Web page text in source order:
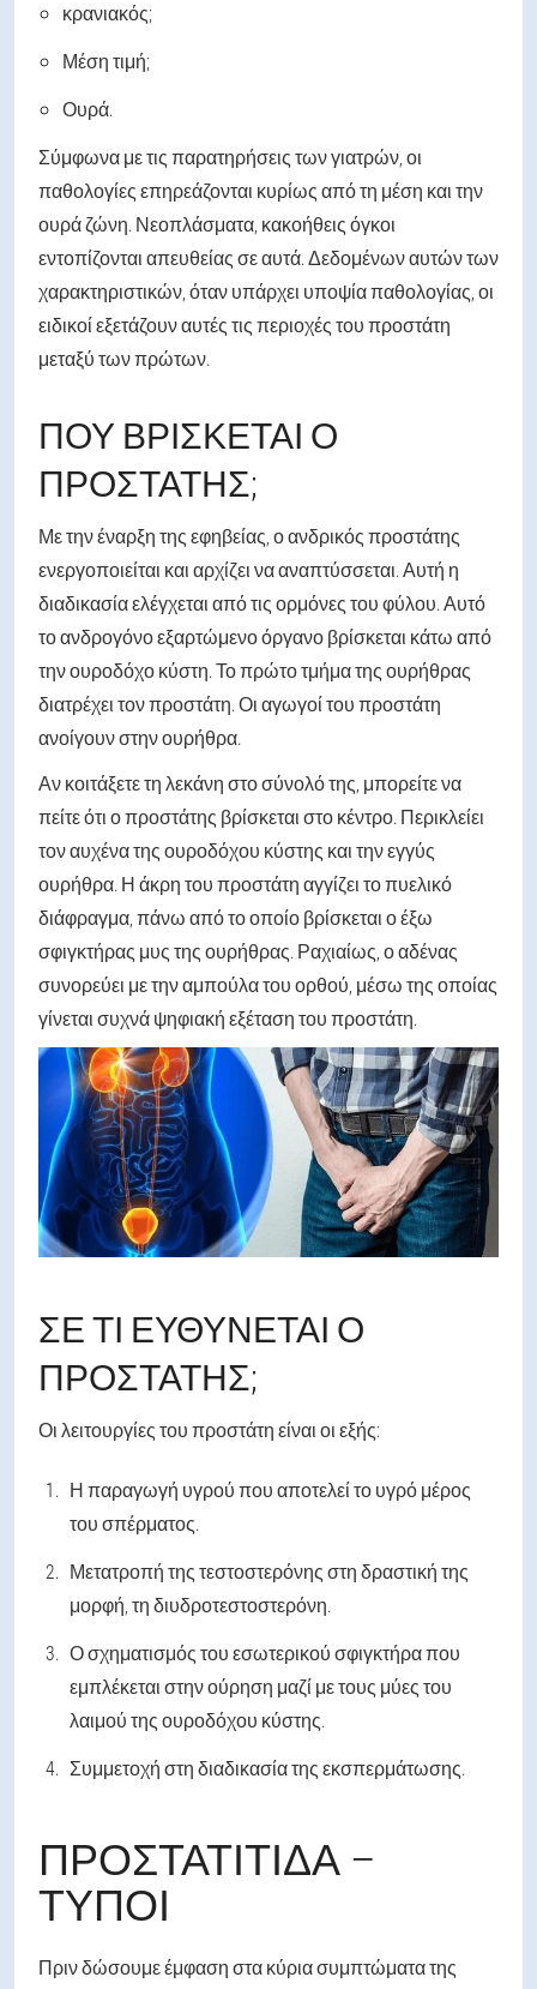
κρανιακός;
Μέση τιμή;
Ουρά.
Σύμφωνα με τις παρατηρήσεις των γιατρών, οι
παθολογίες επηρεάζονται κυρίως από τη μέση και την
ουρά ζώνη. Νεοπλάσματα, κακοήθεις όγκοι
εντοπίζονται απευθείας σε αυτά. Δεδομένων αυτών των
χαρακτηριστικών, όταν υπάρχει υποψία παθολογίας, οι
ειδικοί εξετάζουν αυτές τις περιοχές του προστάτη
μεταξύ των πρώτων.
ΠΟΎ ΒΡΊΣΚΕΤΑΙ Ο
ΠΡΟΣΤΆΤΗΣ;
Με την έναρξη της εφηβείας, ο ανδρικός προστάτης
ενεργοποιείται και αρχίζει να αναπτύσσεται. Αυτή η
διαδικασία ελέγχεται από τις ορμόνες του φύλου. Αυτό
το ανδρογόνο εξαρτώμενο όργανο βρίσκεται κάτω από
την ουροδόχο κύστη. Το πρώτο τμήμα της ουρήθρας
διατρέχει τον προστάτη. Οι αγωγοί του προστάτη
ανοίγουν στην ουρήθρα.
Αν κοιτάξετε τη λεκάνη στο σύνολό της, μπορείτε να
πείτε ότι ο προστάτης βρίσκεται στο κέντρο. Περικλείει
τον αυχένα της ουροδόχου κύστης και την εγγύς
ουρήθρα. Η άκρη του προστάτη αγγίζει το πυελικό
διάφραγμα, πάνω από το οποίο βρίσκεται ο έξω
σφιγκτήρας μυς της ουρήθρας. Ραχιαίως, ο αδένας
συνορεύει με την αμπούλα του ορθού, μέσω της οποίας
γίνεται συχνά ψηφιακή εξέταση του προστάτη.
ΣΕ ΤΙ ΕΥΘΎΝΕΤΑΙ Ο
ΠΡΟΣΤΆΤΗΣ;
Οι λειτουργίες του προστάτη είναι οι εξής:
Η παραγωγή υγρού που αποτελεί το υγρό μέρος
του σπέρματος.
Μετατροπή της τεστοστερόνης στη δραστική της
μορφή, τη διυδροτεστοστερόνη.
Ο σχηματισμός του εσωτερικού σφιγκτήρα που
εμπλέκεται στην ούρηση μαζί με τους μύες του
λαιμού της ουροδόχου κύστης.
Συμμετοχή στη διαδικασία της εκσπερμάτωσης.
ΠΡΟΣΤΑΤΊΤΙΔΑ –
ΤΎΠΟΙ
Πριν δώσουμε έμφαση στα κύρια συμπτώματα της